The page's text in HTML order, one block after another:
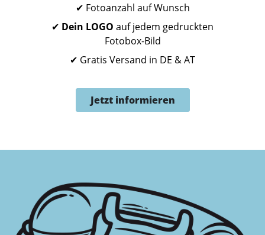
✔ Fotoanzahl auf Wunsch
✔ Dein LOGO auf jedem gedruckten
Fotobox-Bild
✔ Gratis Versand in DE & AT
Jetzt informieren